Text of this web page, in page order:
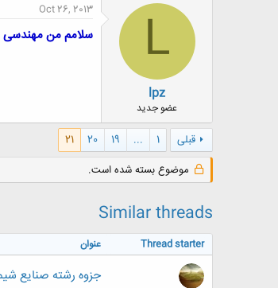
L
lpz
عضو جدید
Oct 26, 2013
سلامم من مهندسی
قبلی 1
...
19
20
21
موضوع بسته شده است.
Similar threads
Thread starter عنوان
جزوه رشته صنایع